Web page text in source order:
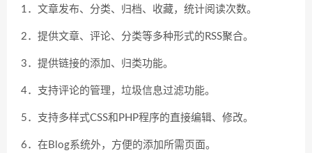
1．文章发布、分类、归档、收藏，统计阅读次数。
2．提供文章、评论、分类等多种形式的RSS聚合。
3．提供链接的添加、归类功能。
4．支持评论的管理，垃圾信息过滤功能。
5．支持多样式CSS和PHP程序的直接编辑、修改。
6．在Blog系统外，方便的添加所需页面。